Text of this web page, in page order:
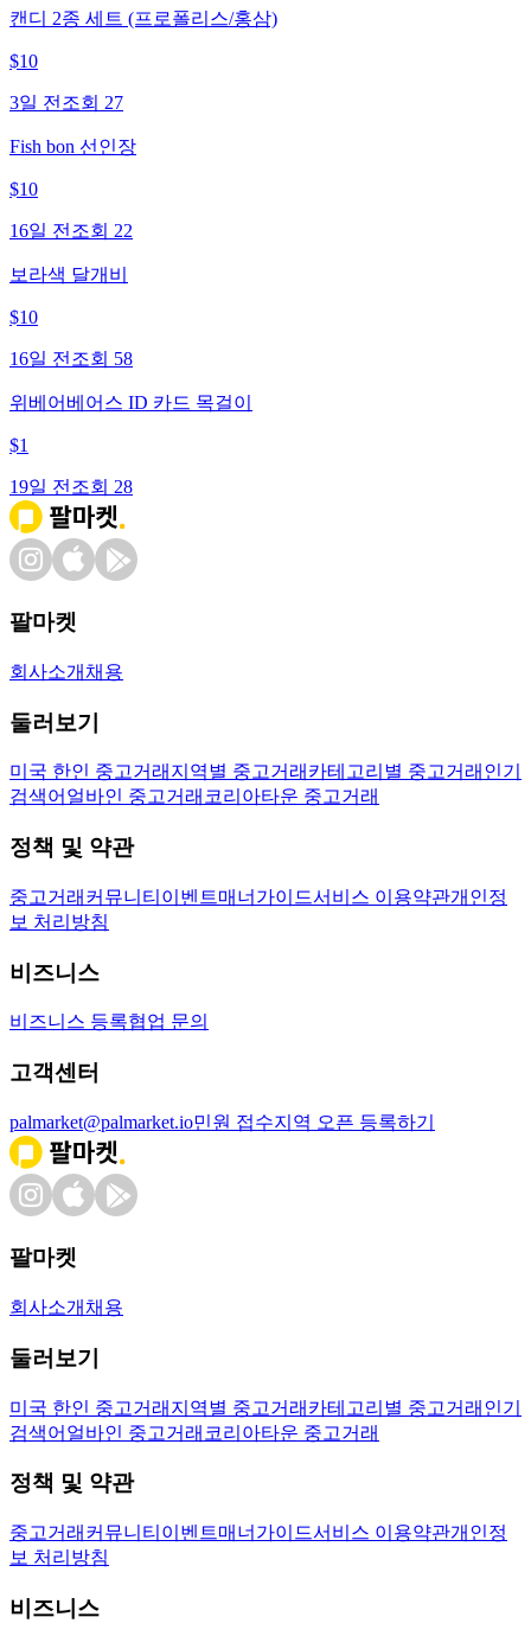
캔디 2종 세트 (프로폴리스/홍삼)
$10
3일 전 조회 27
Fish bon 선인장
$10
16일 전 조회 22
보라색 달개비
$10
16일 전 조회 58
위베어베어스 ID 카드 목걸이
$1
19일 전 조회 28
팔마켓
회사소개 채용
둘러보기
미국 한인 중고거래 지역별 중고거래 카테고리별 중고거래 인기
검색어 얼바인 중고거래 코리아타운 중고거래
정책 및 약관
중고거래 커뮤니티 이벤트매너가이드서비스 이용약관개인정
보 처리방침
비즈니스
비즈니스 등록협업 문의
고객센터
palmarket@palmarket.io민원 접수지역 오픈 등록하기
팔마켓
회사소개 채용
둘러보기
미국 한인 중고거래 지역별 중고거래 카테고리별 중고거래 인기
검색어 얼바인 중고거래 코리아타운 중고거래
정책 및 약관
중고거래 커뮤니티 이벤트매너가이드서비스 이용약관개인정
보 처리방침
비즈니스